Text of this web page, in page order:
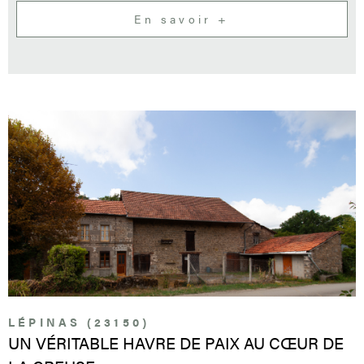
Consommation énergie finale : 255 kWh/m²/an Montant estimé
site Géorisques : www.georisques.gouv.fr
En savoir +
LÉPINAS (23150)
UN VÉRITABLE HAVRE DE PAIX AU CŒUR DE
VOIR LE BIEN